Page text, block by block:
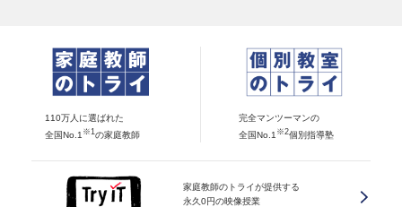
110万人に選ばれた
全国No.1 ※1 の家庭教師
完全マンツーマンの
全国No.1 ※2個別指導塾
家庭教師のトライが提供する
永久0円の映像授業